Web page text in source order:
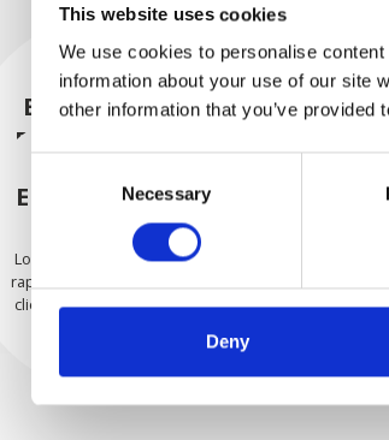
This website uses cookies
We use cookies to personalise
information about your use of our site
other information that you’ve
Necessary
Deny
EMBALADO DE
FORMA SEGURA
empaqueta de forma segura
ENVIAMOS CON
CONFIANZA
Los pedidos se envían con
rapidez a nuestros valiosos
clientes en todo el mundo.